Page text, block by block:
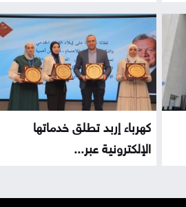
كهرباء إربد تطلق خدماتها
الإلكترونية عبر...